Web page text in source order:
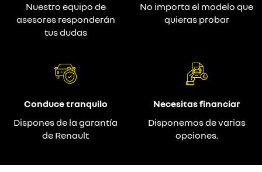
Nuestro equipo de
asesores responderán
tus dudas
No importa el modelo que
quieras probar
Conduce tranquilo
Dispones de la garantía
de Renault
Necesitas financiar
Disponemos de varias
opciones.